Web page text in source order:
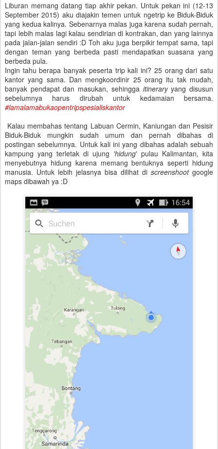
Liburan memang datang tiap akhir pekan. Untuk pekan ini (12-13
September 2015) aku diajakin temen untuk ngetrip ke Biduk-Biduk
yang kedua kalinya. Sebenarnya malas juga karena sudah pernah,
tapi lebih malas lagi kalau sendirian di kontrakan, dan yang lainnya
pada jalan-jalan sendiri :D Toh aku juga berpikir tempat sama, tapi
dengan teman yang berbeda pasti mendapatkan suasana yang
berbeda pula.
Ingin tahu berapa banyak peserta trip kali ini? 25 orang dari satu
kantor yang sama. Dan mengkoordinir 25 orang itu tak mudah,
banyak pendapat dan masukan, sehingga itineraryyang disusun
sebelumnya harus dirubah untuk kedamaian bersama.
#lamalamabukaopentripspesialiskantor
Kalau membahas tentang Labuan Cermin, Kaniungan dan Pesisir
Biduk-Biduk mungkin sudah umum dan pernah dibahas di
postingan sebelumnya. Untuk kali ini yang dibahas adalah sebuah
kampung yang terletak di ujung 'hidung' pulau Kalimantan, kita
menyebutnya hidung karena memang bentuknya seperti hidung
manusia. Untuk lebih jelasnya bisa dilihat di screenshootgoogle
maps dibawah ya :D